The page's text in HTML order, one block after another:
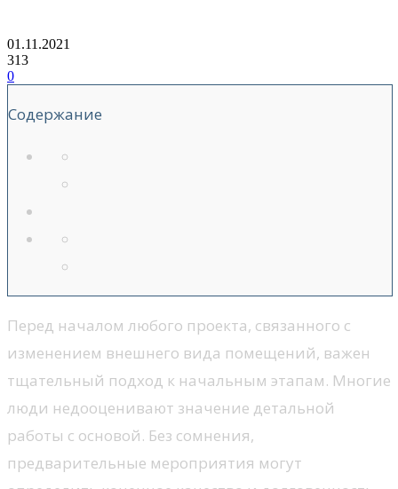
01.11.2021
313
0
Содержание
Перед началом любого проекта, связанного с
изменением внешнего вида помещений, важен
тщательный подход к начальным этапам. Многие
люди недооценивают значение детальной
работы с основой. Без сомнения,
предварительные мероприятия могут